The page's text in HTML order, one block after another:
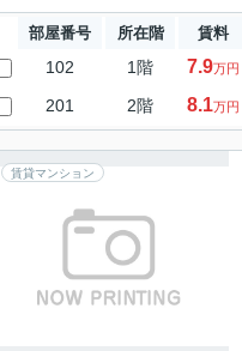
部屋番号 所在階 賃料
102 1階 7.9万円
201 2階 8.1万円
賃貸マンション